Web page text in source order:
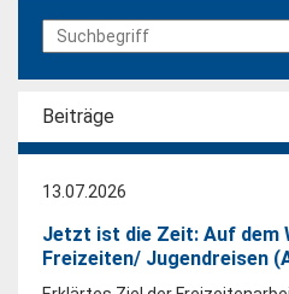
Beiträge
13.07.2026
Jetzt ist die Zeit: Auf dem
Freizeiten/ Jugendreisen